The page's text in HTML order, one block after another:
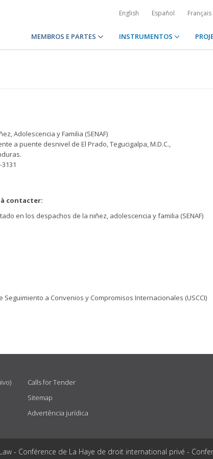
English Español Français
MEMBROS E PARTES INSTRUMENTOS
Adolescencia y Familia (SENAF)
a puente desnivel de El Prado, Tegucigalpa, M.D.C.,
contacter:
en los despachos de la niñez, adolescencia y familia (SENAF)
a Convenios y Compromisos Internacionales (USCCI)
Calls for Tender
Sitemap
Advertência jurídica
- Conférence de La Haye de droit international privé -